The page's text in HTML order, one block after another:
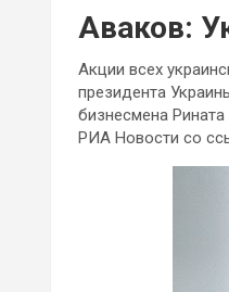
Аваков:
Акции всех
президента
бизнесмена
РИА Новости со